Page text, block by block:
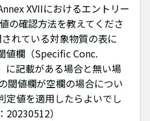
XVIIにおけるエントリー
の確認方法を教えてくださ
れている対象物質の表に
値欄（Specific Conc.
記載がある場合と無い場
閾値欄が空欄の場合につい
定値を適用したらよいでし
）